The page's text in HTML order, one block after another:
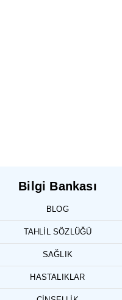
Bilgi Bankası
BLOG
TAHLIL SÖZLÜĞÜ
SAĞLIK
HASTALIKLAR